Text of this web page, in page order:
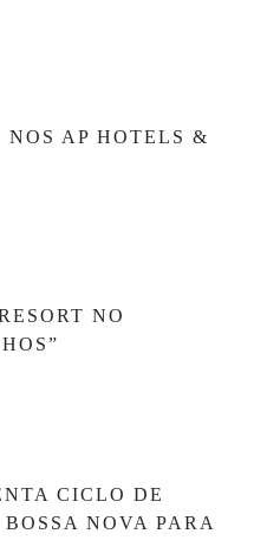
NOS AP HOTELS &
NO
CICLO DE
NOVA PARA